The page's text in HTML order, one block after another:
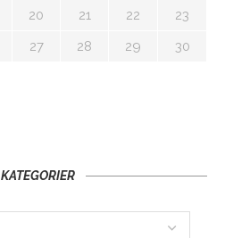
20 21 22
23
27 28 29
30
KATEGORIER